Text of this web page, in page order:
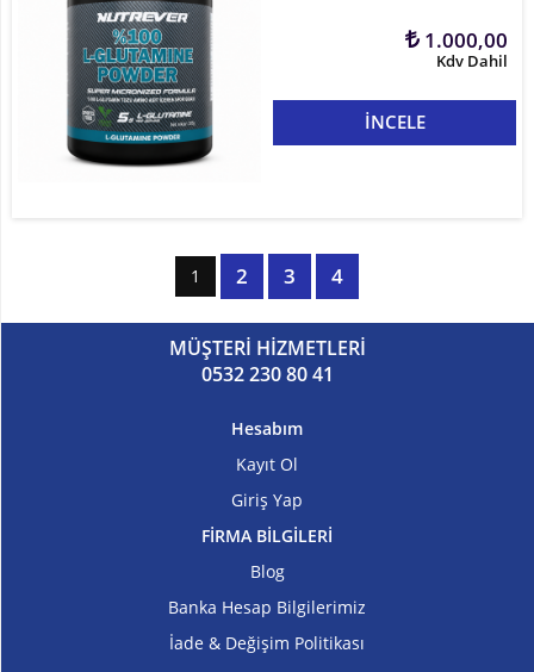
1.000,00
Kdv Dahil
İNCELE
1 2 3 4
MÜŞTERİ HİZMETLERİ
0532 230 80 41
Hesabım
Kayıt Ol
Giriş Yap
FİRMA BİLGİLERİ
Blog
Banka Hesap Bilgilerimiz
İade & Değişim Politikası